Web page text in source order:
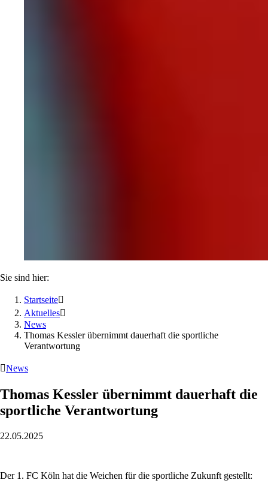
Sie sind hier:
Startseite
Aktuelles
News
Thomas Kessler übernimmt dauerhaft die sportliche
Verantwortung
News
Thomas Kessler übernimmt dauerhaft die
sportliche Verantwortung
22.05.2025
Der 1. FC Köln hat die Weichen für die sportliche Zukunft gestellt: